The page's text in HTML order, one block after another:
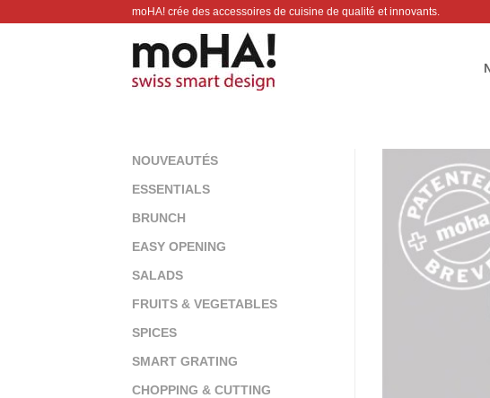
moHA! crée des accessoires de cuisine de qualité et innovants.
NOUVEAUTÉS
ESSENTIALS
BRUNCH
EASY OPENING
SALADS
FRUITS & VEGETABLES
SPICES
SMART GRATING
CHOPPING & CUTTING